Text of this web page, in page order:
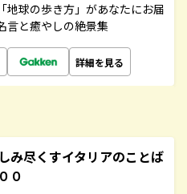
地球の歩き方」があなたにお届
言と癒やしの絶景集
詳細を見る
み尽くすイタリアのことば
０